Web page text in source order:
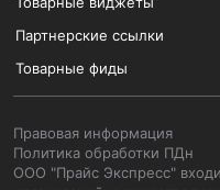
Партнерские ссылки
Товарные фиды
Правовая информация
Политика обработки ПДн
ООО "Прайс Экспресс"